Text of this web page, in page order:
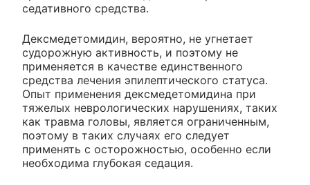
седативного средства.
Дексмедетомидин, вероятно, не угнетает
судорожную активность, и поэтому не
применяется в качестве единственного
средства лечения эпилептического статуса.
Опыт применения дексмедетомидина при
тяжелых неврологических нарушениях, таких
как травма головы, является ограниченным,
поэтому в таких случаях его следует
применять с осторожностью, особенно если
необходима глубокая седация.